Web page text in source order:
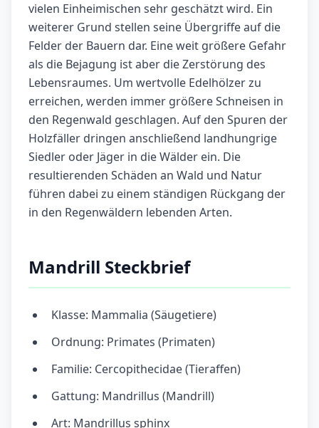
vielen Einheimischen sehr geschätzt wird. Ein
weiterer Grund stellen seine Übergriffe auf die
Felder der Bauern dar. Eine weit größere Gefahr
als die Bejagung ist aber die Zerstörung des
Lebensraumes. Um wertvolle Edelhölzer zu
erreichen, werden immer größere Schneisen in
den Regenwald geschlagen. Auf den Spuren der
Holzfäller dringen anschließend landhungrige
Siedler oder Jäger in die Wälder ein. Die
resultierenden Schäden an Wald und Natur
führen dabei zu einem ständigen Rückgang der
in den Regenwäldern lebenden Arten.
Mandrill Steckbrief
Klasse: Mammalia (Säugetiere)
Ordnung: Primates (Primaten)
Familie: Cercopithecidae (Tieraffen)
Gattung: Mandrillus (Mandrill)
Art: Mandrillus sphinx